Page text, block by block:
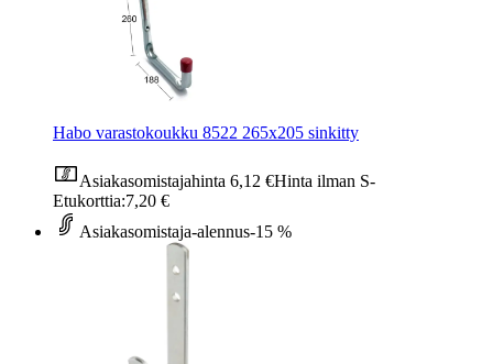
Habo varastokoukku 8522 265x205 sinkitty
Asiakasomistajahinta 6,12 €Hinta ilman S-
Etukorttia:7,20 €
Asiakasomistaja-alennus-15 %